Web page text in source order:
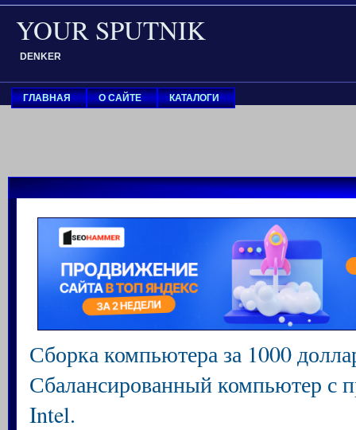
YOUR SPUTNIK
DENKER
ГЛАВНАЯ О САЙТЕ КАТАЛОГИ
Сборка компьютера за 1000
Сбалансированный компьютер с
Intel.